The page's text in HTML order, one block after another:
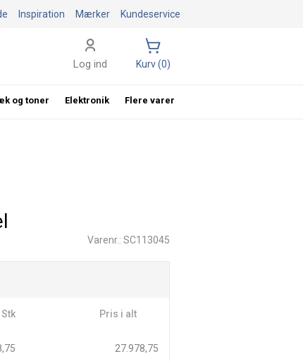
Varenr.: SC113045
Pris i alt
27.978,75
Kundeservice
Mærker
Inspiration
Log ind Kurv (0)
og toner Elektronik Flere varer